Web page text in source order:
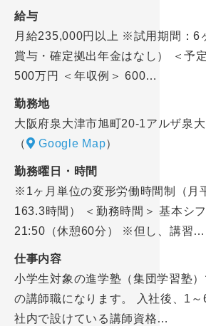
給与
月給235,000円以上 ※試用期間：
賞与・確定拠出年金はなし） ＜予
500万円 ＜年収例＞ 600…
勤務地
大阪府泉大津市旭町20-1アルザ泉
（
Google Map）
勤務曜日・時間
※1ヶ月単位の変形労働時間制（月
163.3時間） ＜勤務時間＞ 基本シ
21:50（休憩60分） ※但し、講習…
仕事内容
小学生対象の進学塾（集団学習塾
の講師職になります。 入社後、1～
社内で設けている講師資格…